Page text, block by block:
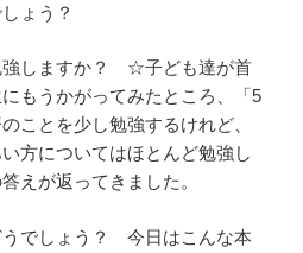
ょう？
強しますか？ ☆子ども達が首
もうかがってみたところ、「5
ことを少し勉強するけれど、
方についてはほとんど勉強し
えが返ってきました。
うでしょう？ 今日はこんな本